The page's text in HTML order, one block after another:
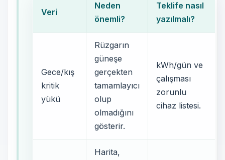
Veri
Neden
önemli?
Teklife nasıl
yazılmalı?
Gece/kış
kritik
yükü
Rüzgarın
güneşe
gerçekten
tamamlayıcı
olup
olmadığını
gösterir.
kWh/gün ve
çalışması
zorunlu
cihaz listesi.
Harita,